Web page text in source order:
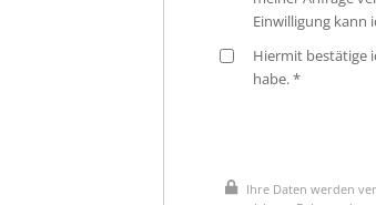
Einwilligung kann
Hiermit bestätige
habe. *
Ihre Daten werden